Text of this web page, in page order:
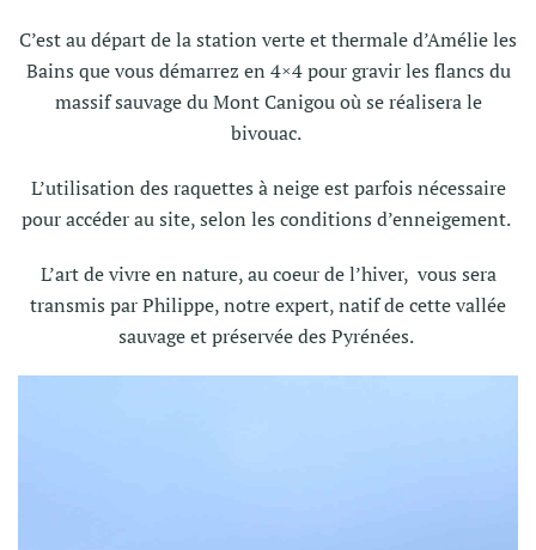
C’est au départ de la station verte et thermale d’Amélie les
Bains que vous démarrez en 4×4 pour gravir les flancs du
massif sauvage du Mont Canigou où se réalisera le
bivouac.
L’utilisation des raquettes à neige est parfois nécessaire
pour accéder au site, selon les conditions d’enneigement.
L’art de vivre en nature, au coeur de l’hiver, vous sera
transmis par Philippe, notre expert, natif de cette vallée
sauvage et préservée des Pyrénées.